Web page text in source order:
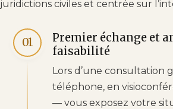
juridictions civiles et centrée sur
01
Premier échange et
faisabilité
Lors d’une consultation
téléphone, en
— vous exposez votre